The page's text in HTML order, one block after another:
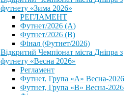
футнету «Зима 2026»
РЕГЛАМЕНТ
Футнет/2026 (А)
Футнет/2026 (В)
Фінал (Футнет/2026)
Відкритий Чемпіонат міста Дніпра з
футнету «Весна 2026»
Регламент
Футнет, Група «А» Весна-2026
Футнет, Група «В» Весна-2026